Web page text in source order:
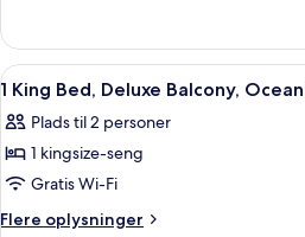
City
View,
Non-
Smoking
King
Bed,
Balcony,
View,
Non-
Indlæs
alle
billeder
af
1
King
Et
2
1 King Bed, Deluxe Balcony,
Plads til 2 personer
1 kingsize-seng
Gratis Wi-Fi
Flere oplysninger
Flere